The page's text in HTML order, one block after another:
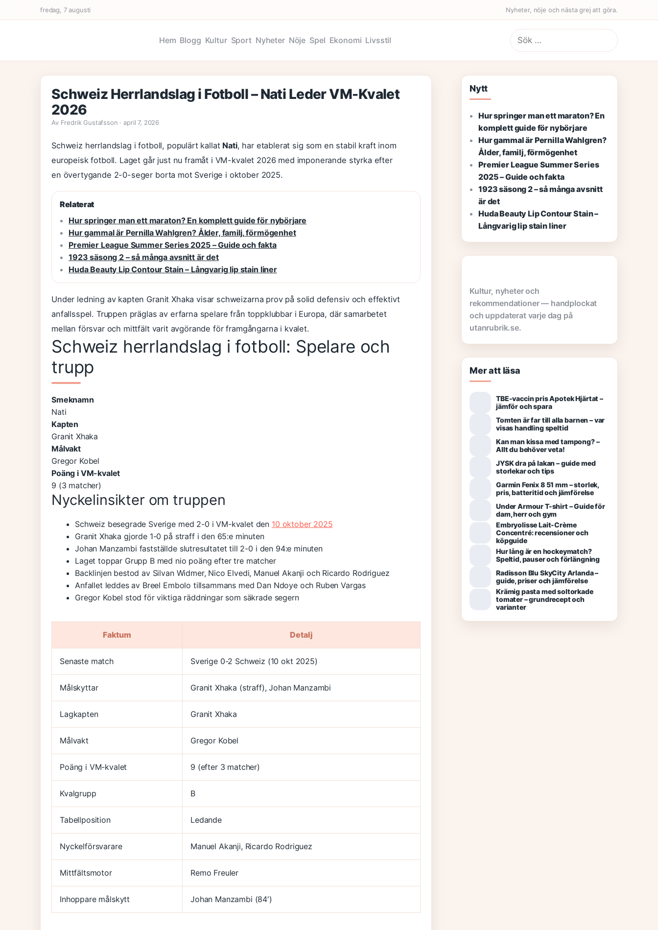
fredag, 7 augusti Nyheter, nöje och nästa grej att göra.
Hem Blogg Kultur Sport Nyheter Nöje Spel Ekonomi Livsstil
Sök
efter:
Schweiz Herrlandslag i Fotboll – Nati Leder VM-Kvalet
2026
Av Fredrik Gustafsson · april 7, 2026
Schweiz herrlandslag i fotboll, populärt kallat Nati, har etablerat sig som en stabil kraft inom
europeisk fotboll. Laget går just nu framåt i VM-kvalet 2026 med imponerande styrka efter
en övertygande 2-0-seger borta mot Sverige i oktober 2025.
Relaterat
Hur springer man ett maraton? En komplett guide för nybörjare
Hur gammal är Pernilla Wahlgren? Ålder, familj, förmögenhet
Premier League Summer Series 2025 – Guide och fakta
1923 säsong 2 – så många avsnitt är det
Huda Beauty Lip Contour Stain – Långvarig lip stain liner
Under ledning av kapten Granit Xhaka visar schweizarna prov på solid defensiv och effektivt
anfallsspel. Truppen präglas av erfarna spelare från toppklubbar i Europa, där samarbetet
mellan försvar och mittfält varit avgörande för framgångarna i kvalet.
Schweiz herrlandslag i fotboll: Spelare och
trupp
Smeknamn
Nati
Kapten
Granit Xhaka
Målvakt
Gregor Kobel
Poäng i VM-kvalet
9 (3 matcher)
Nyckelinsikter om truppen
Schweiz besegrade Sverige med 2-0 i VM-kvalet den 10 oktober 2025
Granit Xhaka gjorde 1-0 på straff i den 65:e minuten
Johan Manzambi fastställde slutresultatet till 2-0 i den 94:e minuten
Laget toppar Grupp B med nio poäng efter tre matcher
Backlinjen bestod av Silvan Widmer, Nico Elvedi, Manuel Akanji och Ricardo Rodriguez
Anfallet leddes av Breel Embolo tillsammans med Dan Ndoye och Ruben Vargas
Gregor Kobel stod för viktiga räddningar som säkrade segern
Faktum Detalj
Senaste match Sverige 0-2 Schweiz (10 okt 2025)
Målskyttar Granit Xhaka (straff), Johan Manzambi
Lagkapten Granit Xhaka
Målvakt Gregor Kobel
Poäng i VM-kvalet 9 (efter 3 matcher)
Kvalgrupp B
Tabellposition Ledande
Nyckelförsvarare Manuel Akanji, Ricardo Rodriguez
Mittfältsmotor Remo Freuler
Inhoppare målskytt Johan Manzambi (84′)
Nytt
Hur springer man ett maraton? En
komplett guide för nybörjare
Hur gammal är Pernilla Wahlgren?
Ålder, familj, förmögenhet
Premier League Summer Series
2025 – Guide och fakta
1923 säsong 2 – så många avsnitt
är det
Huda Beauty Lip Contour Stain –
Långvarig lip stain liner
Kultur, nyheter och
rekommendationer — handplockat
och uppdaterat varje dag på
utanrubrik.se.
Mer att läsa
TBE-vaccin pris Apotek Hjärtat –
jämför och spara
Tomten är far till alla barnen – var
visas handling speltid
Kan man kissa med tampong? –
Allt du behöver veta!
JYSK dra på lakan – guide med
storlekar och tips
Garmin Fenix 8 51 mm – storlek,
pris, batteritid och jämförelse
Under Armour T-shirt – Guide för
dam, herr och gym
Embryolisse Lait-Crème
Concentré: recensioner och
köpguide
Hur lång är en hockeymatch?
Speltid, pauser och förlängning
Radisson Blu SkyCity Arlanda –
guide, priser och jämförelse
Krämig pasta med soltorkade
tomater – grundrecept och
varianter